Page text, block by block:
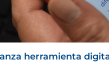
herramienta